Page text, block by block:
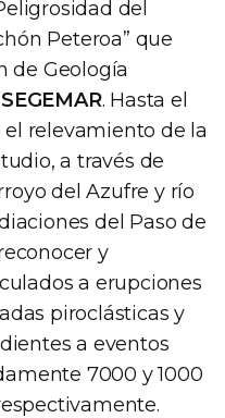
del
Peteroa” que
de Geología
SEGEMAR. Hasta el
relevamiento de la
a través de
del Azufre y río
del Paso de
y
a erupciones
piroclásticas y
a eventos
7000 y 1000